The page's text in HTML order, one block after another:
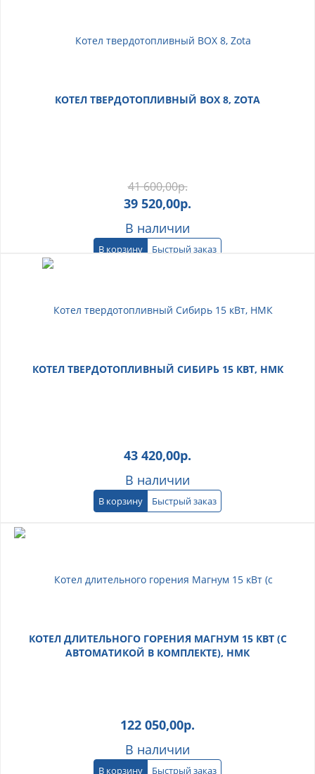
КОТЕЛ ТВЕРДОТОПЛИВНЫЙ BOX 8, ZOTA
41 600,00р.
39 520,00р.
В наличии
В корзину Быстрый заказ
КОТЕЛ ТВЕРДОТОПЛИВНЫЙ СИБИРЬ 15 КВТ, НМК
43 420,00р.
В наличии
В корзину Быстрый заказ
КОТЕЛ ДЛИТЕЛЬНОГО ГОРЕНИЯ МАГНУМ 15 КВТ (С
АВТОМАТИКОЙ В КОМПЛЕКТЕ), НМК
122 050,00р.
В наличии
В корзину Быстрый заказ